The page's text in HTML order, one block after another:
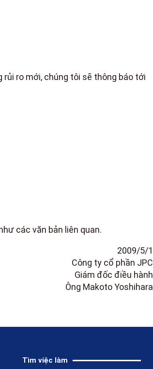
ro mới, chúng tôi sẽ thông báo tới
các văn bản liên quan.
2009/5/1
Công ty cổ phần JPC
Giám đốc điều hành
Ông Makoto Yoshihara
Tìm việc làm